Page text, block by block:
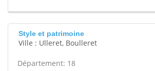
Style et patrimoine
Ville : Ulleret, Boulleret
Département: 18